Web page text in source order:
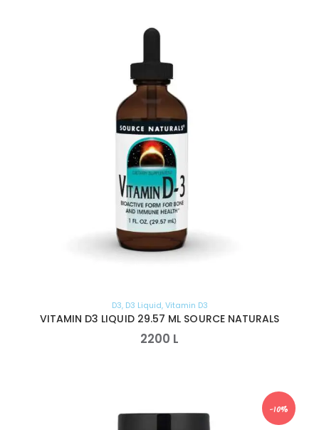
D3, D3 Liquid,Vitamin D3
VITAMIN D3 LIQUID 29.57 ML SOURCE NATURALS
2200 L
-10%